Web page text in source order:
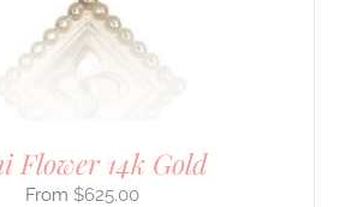
Flower 14k Gold
$625.00